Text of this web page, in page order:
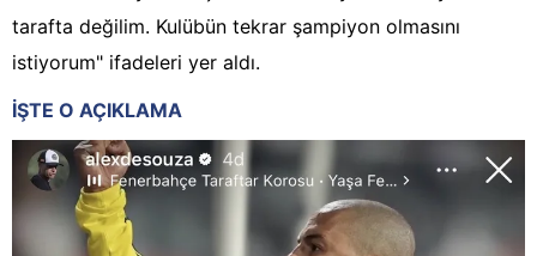
tarafta değilim. Kulübün tekrar şampiyon olmasını
istiyorum" ifadeleri yer aldı.
İŞTE O AÇIKLAMA